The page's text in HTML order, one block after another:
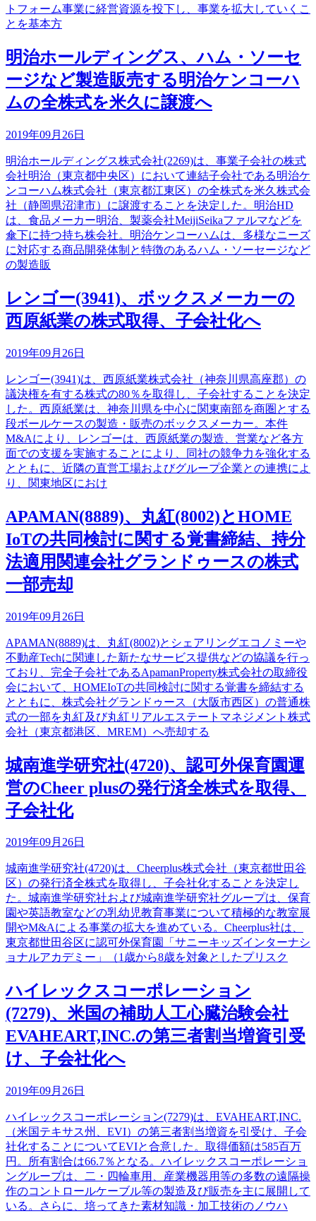
トフォーム事業に経営資源を投下し、事業を拡大していくこ
とを基本方
明治ホールディングス、ハム・ソーセ
ージなど製造販売する明治ケンコーハ
ムの全株式を米久に譲渡へ
2019年09月26日
明治ホールディングス株式会社(2269)は、事業子会社の株式
会社明治（東京都中央区）において連結子会社である明治ケ
ンコーハム株式会社（東京都江東区）の全株式を米久株式会
社（静岡県沼津市）に譲渡することを決定した。明治HD
は、食品メーカー明治、製薬会社MeijiSeikaファルマなどを
傘下に持つ持ち株会社。明治ケンコーハムは、多様なニーズ
に対応する商品開発体制と特徴のあるハム・ソーセージなど
の製造販
レンゴー(3941)、ボックスメーカーの
西原紙業の株式取得、子会社化へ
2019年09月26日
レンゴー(3941)は、西原紙業株式会社（神奈川県高座郡）の
議決権を有する株式の80％を取得し、子会社することを決定
した。西原紙業は、神奈川県を中心に関東南部を商圏とする
段ボールケースの製造・販売のボックスメーカー。本件
M&Aにより、レンゴーは、西原紙業の製造、営業など各方
面での支援を実施することにより、同社の競争力を強化する
とともに、近隣の直営工場およびグループ企業との連携によ
り、関東地区におけ
APAMAN(8889)、丸紅(8002)とHOME
IoTの共同検討に関する覚書締結、持分
法適用関連会社グランドゥースの株式
一部売却
2019年09月26日
APAMAN(8889)は、丸紅(8002)とシェアリングエコノミーや
不動産Techに関連した新たなサービス提供などの協議を行っ
ており、完全子会社であるApamanProperty株式会社の取締役
会において、HOMEIoTの共同検討に関する覚書を締結する
とともに、株式会社グランドゥース（大阪市西区）の普通株
式の一部を丸紅及び丸紅リアルエステートマネジメント株式
会社（東京都港区、MREM）へ売却する
城南進学研究社(4720)、認可外保育園運
営のCheer plusの発行済全株式を取得、
子会社化
2019年09月26日
城南進学研究社(4720)は、Cheerplus株式会社（東京都世田谷
区）の発行済全株式を取得し、子会社化することを決定し
た。城南進学研究社および城南進学研究社グループは、保育
園や英語教室などの乳幼児教育事業について積極的な教室展
開やM&Aによる事業の拡大を進めている。Cheerplus社は、
東京都世田谷区に認可外保育園「サニーキッズインターナシ
ョナルアカデミー」（1歳から8歳を対象としたプリスク
ハイレックスコーポレーション
(7279)、米国の補助人工心臓治験会社
EVAHEART,INC.の第三者割当増資引受
け、子会社化へ
2019年09月26日
ハイレックスコーポレーション(7279)は、EVAHEART,INC.
（米国テキサス州、EVI）の第三者割当増資を引受け、子会
社化することについてEVIと合意した。取得価額は585百万
円。所有割合は66.7％となる。ハイレックスコーポレーショ
ングループは、二・四輪車用、産業機器用等の多数の遠隔操
作のコントロールケーブル等の製造及び販売を主に展開して
いる。さらに、培ってきた素材知識・加工技術のノウハ